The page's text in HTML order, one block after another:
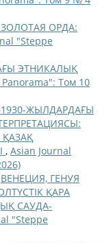
ОРДА:
"Steppe
ЭТНИКАЛЫҚ
Том 10
ЖЫЛДАРДАҒЫ
, Asian Journal
ВЕНЕЦИЯ, ГЕНУЯ
ҚАРА
САУДА-
"Steppe